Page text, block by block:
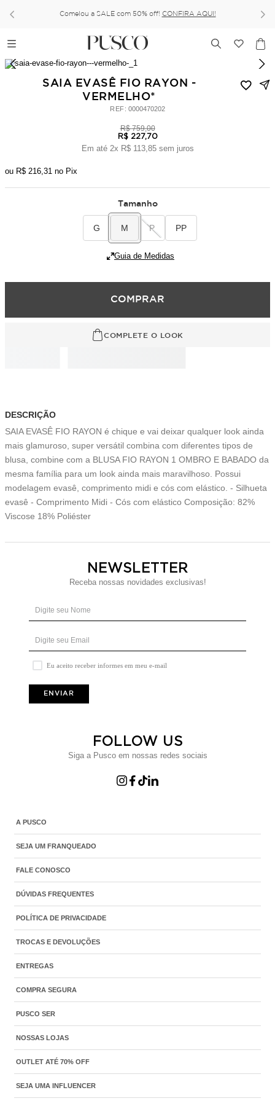
Comelou a SALE com 50% off! CONFIRA AQUI!
SAIA EVASÊ FIO RAYON -
VERMELHO*
: 0000470202
R$ 759,00
R$ 227,70
Em até 2x R$ 113,85sem juros
ou R$ 216 31 no Pix
Tamanho
G M P PP
Guia de Medidas
COMPRAR
COMPLETE O LOOK
DESCRIÇÃO
SAIA EVASÊ FIO RAYON é chique e vai deixar qualquer look ainda
mais glamuroso, super versátil combina com diferentes tipos de
blusa, combine com a BLUSA FIO RAYON 1 OMBRO E BABADO da
mesma família para um look ainda mais maravilhoso. Possui
modelagem evasê, comprimento midi e cós com elástico. - Silhueta
evasê - Comprimento Midi - Cós com elástico Composição: 82%
Viscose 18% Poliéster
NEWSLETTER
Receba nossas novidades exclusivas!
Eu aceito receber informes em meu e-mail
ENVIAR
FOLLOW US
Siga a Pusco em nossas redes sociais
A PUSCO
SEJA UM FRANQUEADO
FALE CONOSCO
DÚVIDAS FREQUENTES
POLÍTICA DE PRIVACIDADE
TROCAS E DEVOLUÇÕES
ENTREGAS
COMPRA SEGURA
PUSCO SER
NOSSAS LOJAS
OUTLET ATÉ 70% OFF
SEJA UMA INFLUENCER